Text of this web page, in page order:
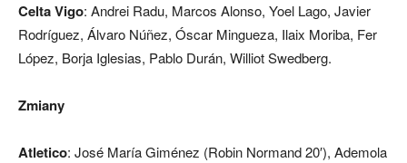
Celta Vigo: Andrei Radu, Marcos Alonso, Yoel Lago, Javier
Rodríguez, Álvaro Núñez, Óscar Mingueza, Ilaix Moriba, Fer
López, Borja Iglesias, Pablo Durán, Williot Swedberg.
Zmiany
Atletico: José María Giménez (Robin Normand 20′), Ademola